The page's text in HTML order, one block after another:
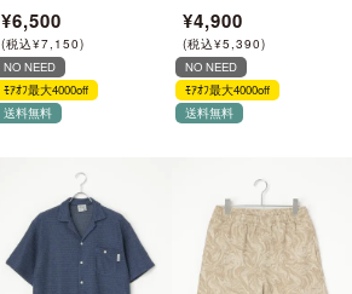
ットT
¥6,500
(税込¥7,150)
¥4,900
(税込¥5,390)
NO NEED
ﾓｱｵﾌ最大4000off
送料無料
NO NEED
ﾓｱｵﾌ最大4000off
送料無料